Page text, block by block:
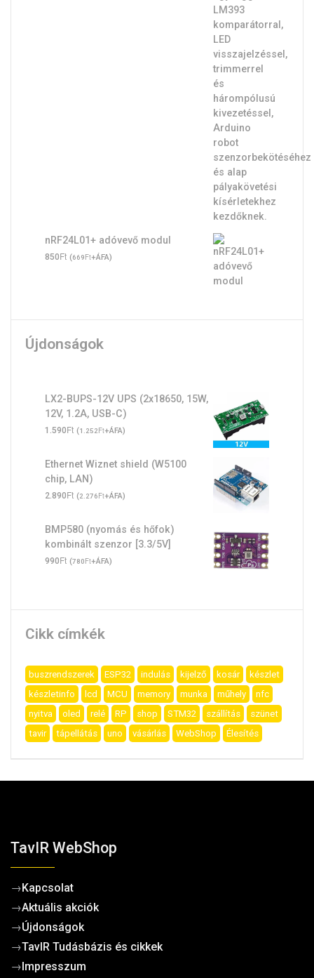
nRF24L01+ adóvevő modul
850Ft (669Ft+ÁFA)
Újdonságok
LX2-BUPS-12V UPS (2x18650, 15W,
12V, 1.2A, USB-C)
1.590Ft (1.252Ft+ÁFA)
Ethernet Wiznet shield (W5100
chip, LAN)
2.890Ft (2.276Ft+ÁFA)
BMP580 (nyomás és hőfok)
kombinált szenzor [3.3/5V]
990Ft (780Ft+ÁFA)
Cikk címkék
buszrendszerek ESP32 indulás kijelző kosár
készlet
készletinfo
lcd MCU memory munka műhely
nfc
nyitva
oled relé RP shop STM32 szállítás
szünet
tavir
tápellátás uno vásárlás WebShop Élesítés
TavIR WebShop
→Kapcsolat
→Aktuális akciók
→Újdonságok
→TavIR Tudásbázis és cikkek
→Impresszum